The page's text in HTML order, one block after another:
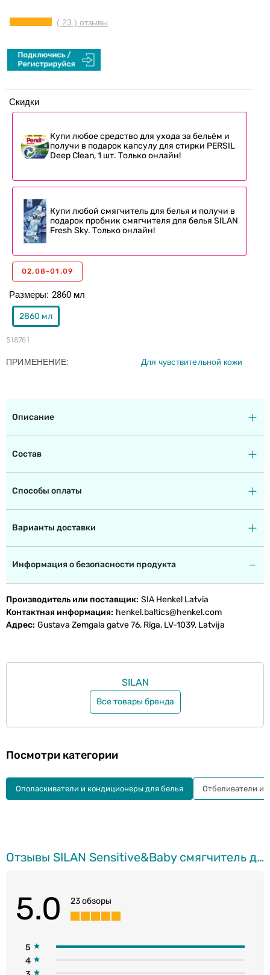
( 23 ) отзывы
518761
Размеры 2860 мл
2860 мл
Скидки
Купи любое средство для ухода за бельём и
получи в подарок капсулу для стирки PERSIL
Deep Clean, 1 шт. Только онлайн!
Купи любой смягчитель для белья и получи в
подарок пробник смягчителя для белья SILAN
Fresh Sky. Только онлайн!
02.08-01.09
ПРИМЕНЕНИЕ Для чувствительной кожи
Описание
Состав
Способы оплаты
Варианты доставки
Информация о безопасности продукта
Производитель или поставщик SIA Henkel Latvia
Контактная информация henkel.baltics@henkel.com
Адрес Gustava Zemgala gatve 76, Rīga, LV-1039, Latvija
SILAN
Все товары бренда
Отзывы SILAN Sensitive&Baby смягчитель для белья, 2860мл
5.0 23 обзоры
5
4
Посмотри категории
Ополаскиватели и кондиционеры для белья Отбеливатели и